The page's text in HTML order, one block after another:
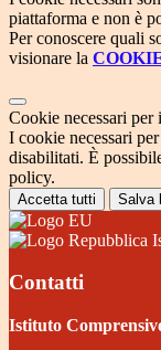
piattaforma e non è
Per conoscere quali
visionare la
Cookie necessari
I cookie necessari
disabilitati. È
policy.
Accetta tutti Salva
Contatti
Istituto